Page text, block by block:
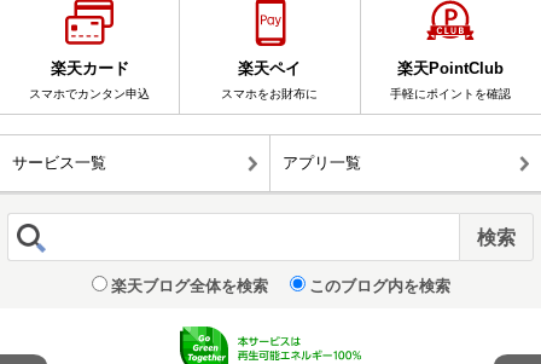
楽天カード
スマホでカンタン申込
楽天ペイ
スマホをお財布に
楽天PointClub
手軽にポイントを確認
サービス一覧 アプリ一覧
楽天ブログ全体を検索 このブログ内を検索